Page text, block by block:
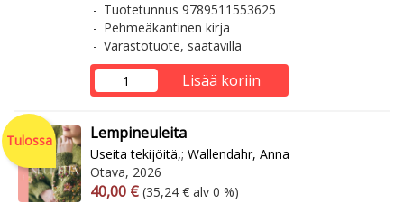
Tuotetunnus 9789511553625
Pehmeäkantinen kirja
Varastotuote, saatavilla
Lisää koriin
Tulossa Lempineuleita
Useita tekijöitä,; Wallendahr, Anna
Otava, 2026
Arvonlisäverollinen hinta
40,00 € Arvonlisäveroton hinta
(35,24 € alv 0 %)